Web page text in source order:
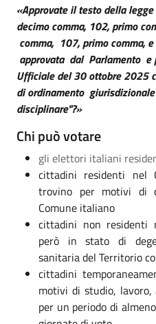
«Approvate il testo della
decimo comma, 102, primo
comma, 107, primo comma,
approvata dal Parlamento e
Ufficiale del 30 ottobre 2025
di ordinamento
disciplinare"?»
Chi può votare
gli elettori italiani
cittadini residenti nel
trovino per motivi di
Comune italiano
cittadini non residenti
però in stato di
sanitaria del Territorio
cittadini
motivi di studio, lavoro,
per un periodo di